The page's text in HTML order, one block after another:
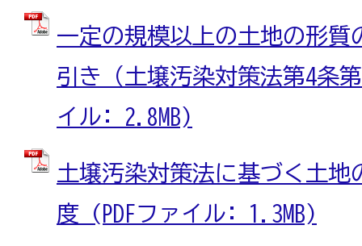
一定の規模以上の土地の形質
引き（土壌汚染対策法第4条
イル: 2.8MB)
土壌汚染対策法に基づく土地
度 (PDFファイル: 1.3MB)